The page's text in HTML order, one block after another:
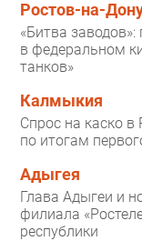
Ростов-на-
«Битва
в федеральном
танков»
Калмыкия
Спрос на каско
по итогам
Адыгея
Глава Адыгеи и
филиала
республики